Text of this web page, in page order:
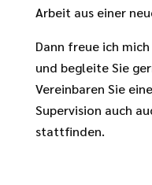
Arbeit aus einer
Dann freue ich
und begleite Sie
Vereinbaren Sie
Supervision auch
stattfinden.